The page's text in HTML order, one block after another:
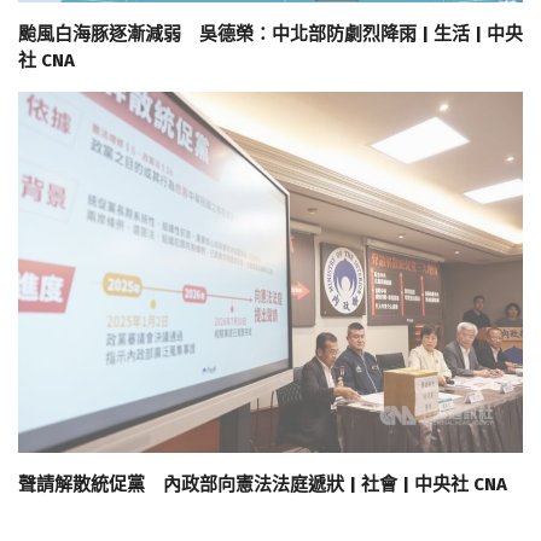
颱風白海豚逐漸減弱 吳德榮：中北部防劇烈降雨 | 生活 | 中央
社 CNA
聲請解散統促黨 內政部向憲法法庭遞狀 | 社會 | 中央社 CNA